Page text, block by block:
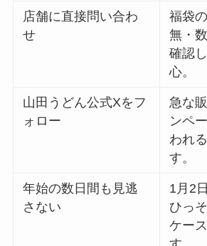
店舗に直接問い合わ
せ
福袋
無・
確認
心。
山田うどん公式Xをフ
ォロー
急な
ンペ
われ
す。
年始の数日間も見逃
さない
1月2
ひっ
ケー